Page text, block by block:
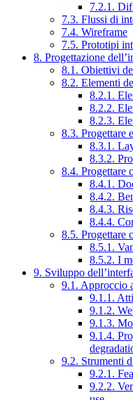
7.2.1.
7.3. Flussi di
7.4. Wireframe
7.5. Prototipi
8. Progettazione
8.1. Obiettivi
8.2. Elementi
8.2.1.
8.2.2.
8.2.3.
8.3. Progettare
8.3.1.
8.3.2.
8.4. Progettare
8.4.1.
8.4.2.
8.4.3.
8.4.4.
8.5. Progettare
8.5.1.
8.5.2. I
9. Sviluppo
9.1. Approccio
9.1.1.
9.1.2.
9.1.3.
9.1.4.
9.2. Strumenti
9.2.1.
9.2.2.